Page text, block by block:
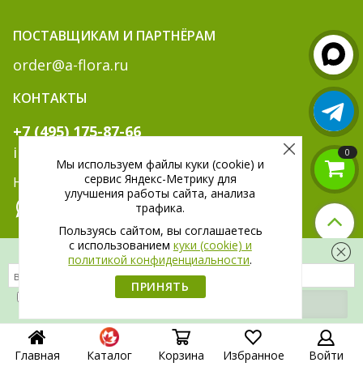
Скидка 300 рублей на первый заказ
на обработку своих
ПОСТАВЩИКАМ И ПАРТНЁРАМ
order@a-flora.ru
КОНТАКТЫ
+7 (495) 175-87-66
info@a-flora.ru
Написать нам:
МЫ В СОЦ. СЕТЯХ:
Главная Каталог Корзина Избранное Войти
0
Мы используем файлы куки (cookie) и
сервис Яндекс-Метрику для
улучшения работы сайта, анализа
трафика.
Пользуясь сайтом, вы соглашаетесь
c использованием куки (cookie) и
политикой конфиденциальности.
ПРИНЯТЬ